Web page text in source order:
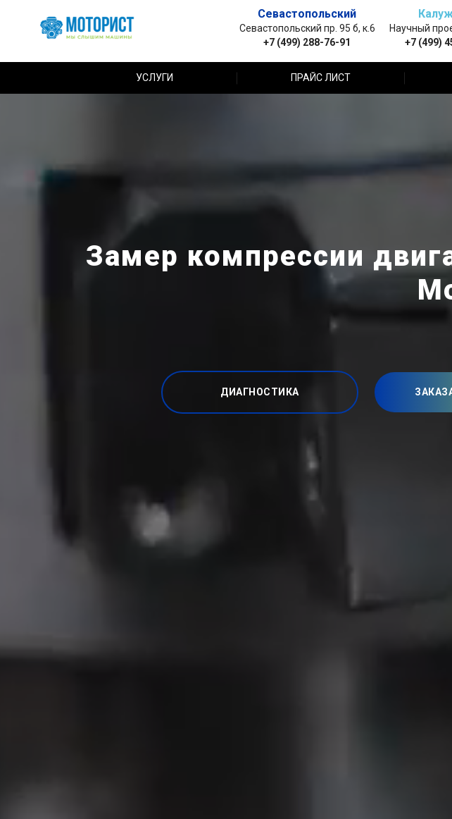
Севастопольский
Севастопольский пр. 95 б, к.6
+7 (499) 288-76-91
Научный
+7 (499)
УСЛУГИ ПРАЙС ЛИСТ
Замер компрессии
ДИАГНОСТИКА